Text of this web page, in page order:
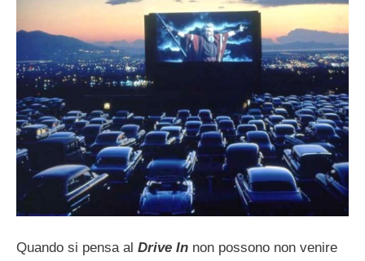
Quando si pensa al Drive In non possono non venire